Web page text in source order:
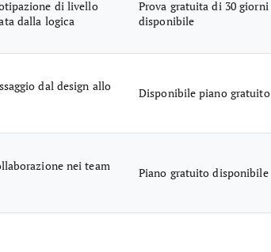
di livello
dalla logica
Prova gratuita di 30 giorni
disponibile
dal design allo
Disponibile piano gratuito
nei team
Piano gratuito disponibile